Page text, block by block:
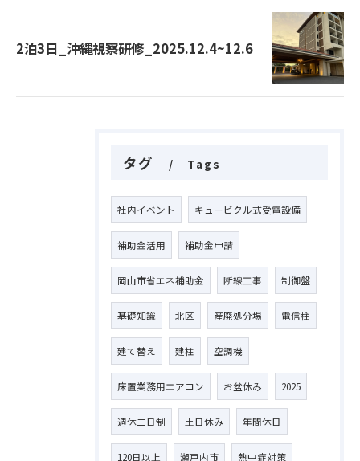
2泊3日_沖縄視察研修_2025.12.4~12.6
タグ Tags
社内イベント キュービクル式受電設備
補助金活用 補助金申請
岡山市省エネ補助金 断線工事 制御盤
基礎知識 北区 産廃処分場 電信柱
建て替え 建柱 空調機
床置業務用エアコン お盆休み 2025
週休二日制 土日休み 年間休日
120日以上 瀬戸内市 熱中症対策